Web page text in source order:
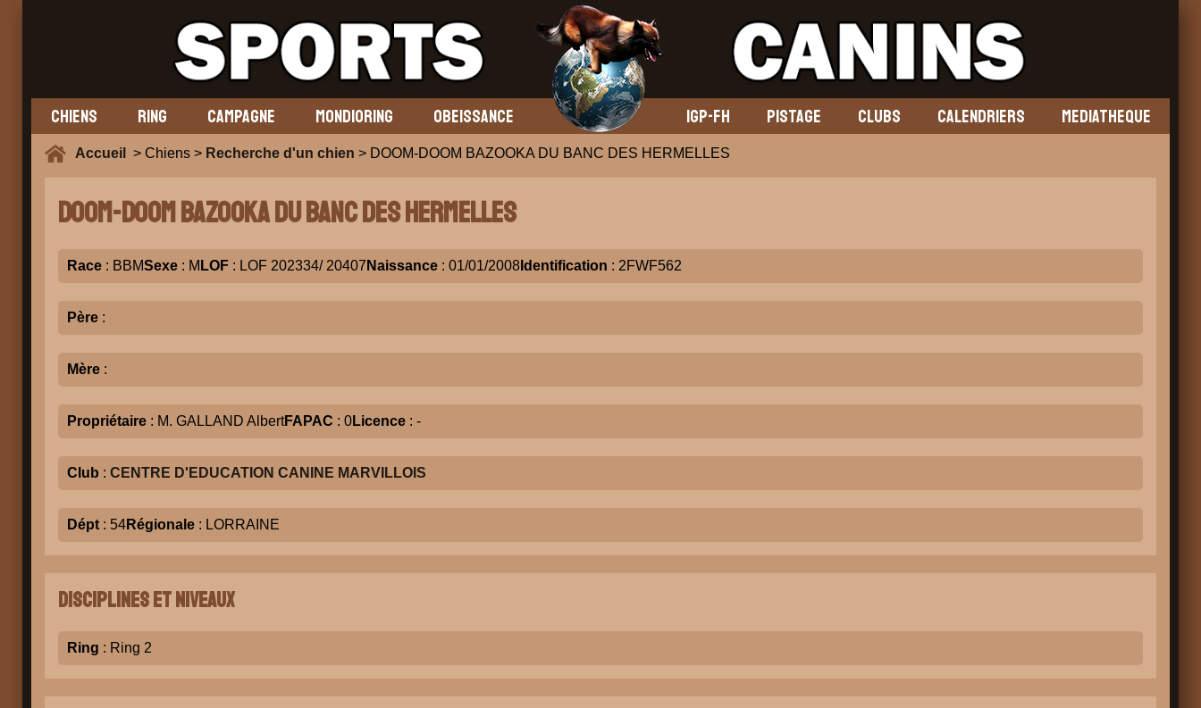
CHIENS RING CAMPAGNE MONDIORING OBEISSANCE IGP-FH PISTAGE CLUBS CALENDRIERS MEDIATHEQUE
Accueil > Chiens > Recherche d'un chien > DOOM-DOOM BAZOOKA DU BANC DES HERMELLES
DOOM-DOOM BAZOOKA DU BANC DES HERMELLES
Race : BBMSexe : M LOF : LOF 202334/ 20407 Naissance : 01/01/2008 Identification : 2FWF562
Père :
Mère :
Propriétaire : M. GALLAND AlbertFAPAC : 0Licence : -
Club : CENTRE D'EDUCATION CANINE MARVILLOIS
Dépt : 54Régionale : LORRAINE
Disciplines et niveaux
Ring : Ring 2